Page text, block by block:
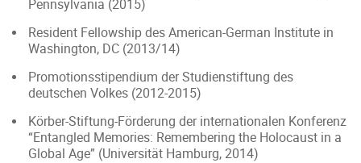
Pennsylvania (2015)
Resident Fellowship des American-German Institute in
Washington, DC (2013/14)
Promotionsstipendium der Studienstiftung des
deutschen Volkes (2012-2015)
Körber-Stiftung-Förderung der internationalen Konferenz
“Entangled Memories: Remembering the Holocaust in a
Global Age” (Universität Hamburg, 2014)